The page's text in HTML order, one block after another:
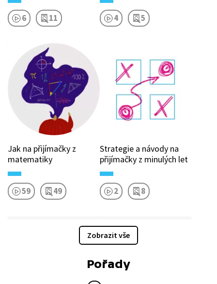
6 11 4 5
Jak na přijímačky z
matematiky
59 49
Strategie a návody na
přijímačky z minulých let
2 8
Zobrazit vše
Pořady